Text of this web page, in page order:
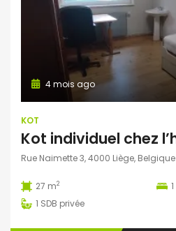
4 mois ago
KOT
Rue Naimette 3, 4000 Liège, Belgique
27 m2 1
1 SDB privée